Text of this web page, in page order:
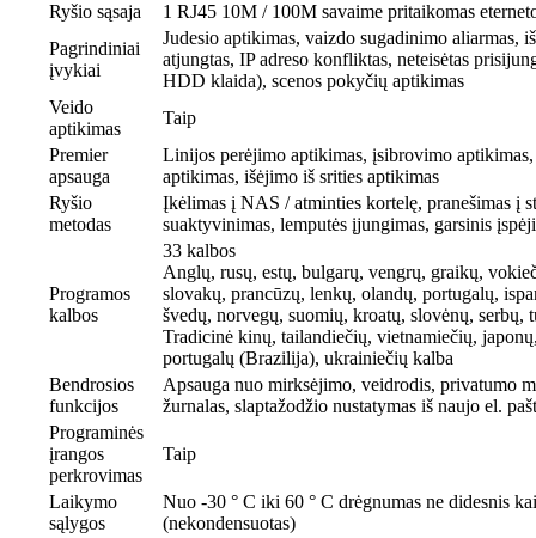
Ryšio sąsaja
1 RJ45 10M / 100M savaime pritaikomas
Pagrindiniai
įvykiai
Judesio aptikimas, vaizdo sugadinimo aliarmas,
atjungtas, IP adreso konfliktas, neteisėtas
HDD klaida), scenos pokyčių aptikimas
Veido
aptikimas
Taip
Premier
apsauga
Linijos perėjimo aptikimas, įsibrovimo
aptikimas, išėjimo iš srities aptikimas
Ryšio
metodas
Įkėlimas į NAS / atminties kortelę, pranešimas į
suaktyvinimas, lemputės įjungimas, garsinis
Programos
kalbos
33 kalbos
Anglų, rusų, estų, bulgarų, vengrų, graikų,
slovakų, prancūzų, lenkų, olandų, portugalų,
švedų, norvegų, suomių, kroatų, slovėnų, serbų,
Tradicinė kinų, tailandiečių, vietnamiečių,
portugalų (Brazilija), ukrainiečių kalba
Bendrosios
funkcijos
Apsauga nuo mirksėjimo, veidrodis, privatumo
žurnalas, slaptažodžio nustatymas iš naujo el.
Programinės
įrangos
perkrovimas
Taip
Laikymo
sąlygos
Nuo -30 ° C iki 60 ° C drėgnumas ne didesnis
(nekondensuotas)